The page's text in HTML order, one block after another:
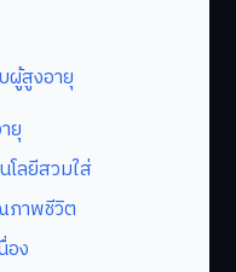
ผู้สูงอายุ
ยุ
ลยีสวมใส่
าพชีวิต
อง